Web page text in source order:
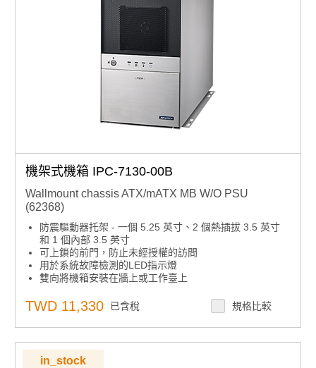
機架式機箱 IPC-7130-00B
Wallmount chassis ATX/mATX MB W/O PSU
(62368)
防震驅動器托架 - 一個 5.25 英寸、2 個熱插拔 3.5 英寸
和 1 個內部 3.5 英寸
可上鎖的前門，防止未經授權的訪問
用於系統故障檢測的LED指示燈
雙向將機箱安裝在牆上或工作臺上
TWD 11,330 已含稅 規格比較
in_stock